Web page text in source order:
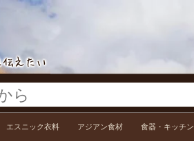
エスニック衣料 アジアン食材 食器・キッチ